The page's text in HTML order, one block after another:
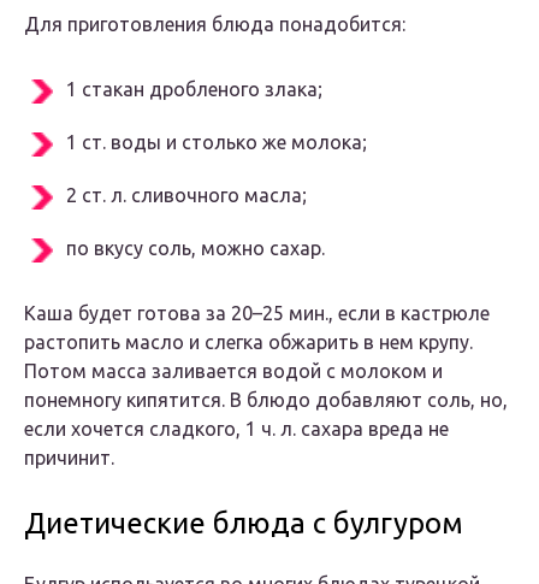
Для приготовления блюда понадобится:
1 стакан дробленого злака;
1 ст. воды и столько же молока;
2 ст. л. сливочного масла;
по вкусу соль, можно сахар.
Каша будет готова за 20–25 мин., если в кастрюле
растопить масло и слегка обжарить в нем крупу.
Потом масса заливается водой с молоком и
понемногу кипятится. В блюдо добавляют соль, но,
если хочется сладкого, 1 ч. л. сахара вреда не
причинит.
Диетические блюда с булгуром